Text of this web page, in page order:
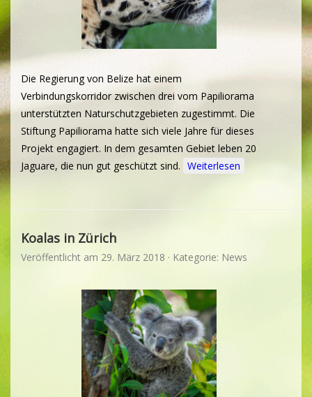
Die Regierung von Belize hat einem
Verbindungskorridor zwischen drei vom Papiliorama
unterstützten Naturschutzgebieten zugestimmt. Die
Stiftung Papiliorama hatte sich viele Jahre für dieses
Projekt engagiert. In dem gesamten Gebiet leben 20
Jaguare, die nun gut geschützt sind. Weiterlesen
Koalas in Zürich
Veröffentlicht am 29. März 2018 · Kategorie: News